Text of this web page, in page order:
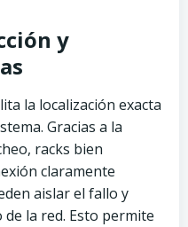
y
la localización exacta
Gracias a la
racks bien
claramente
aislar el fallo y
la red. Esto permite